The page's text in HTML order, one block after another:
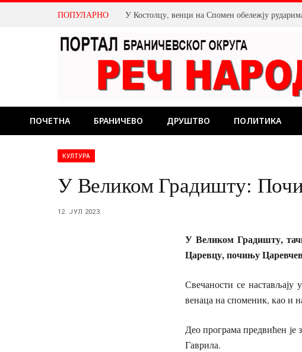
ПОПУЛАРНО
ПОЧЕТНА БРАНИЧЕВО ДРУШТВО ПОЛИТИКА
КУЛТУРА
У Великом Градишту:
12. ЈУЛ 2023.
У Великом Градишту,
Царевцу, почињу
Свечаности се настављају
венаца на споменик, као и
Део програма предвићен је
Гаврила.